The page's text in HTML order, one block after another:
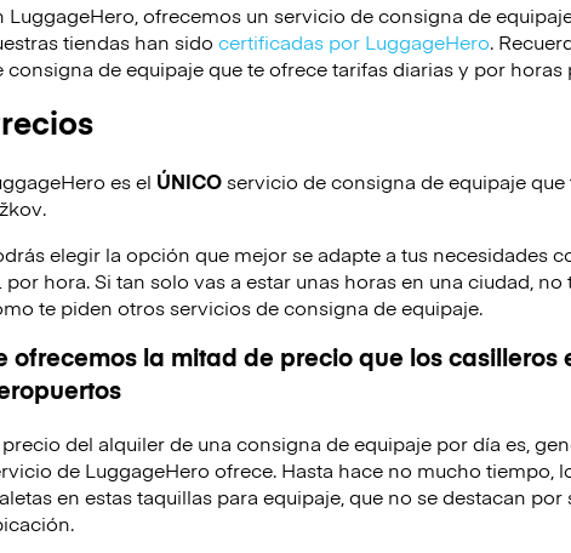
LuggageHero, ofrecemos un servicio de consigna de
tiendas han sido certificadas por LuggageHero.
consigna de equipaje que te ofrece tarifas diarias y por
es el ÚNICOservicio de consigna de equipaje
elegir la opción que mejor se adapte a tus necesidades
por hora. Si tan solo vas a estar unas horas en una ciudad,
te piden otros servicios de consigna de equipaje.
ofrecemos la mitad de precio que los
precio del alquiler de una consigna de equipaje por día es,
de LuggageHero ofrece. Hasta hace no mucho tiempo,
en estas taquillas para equipaje, que no se destacan